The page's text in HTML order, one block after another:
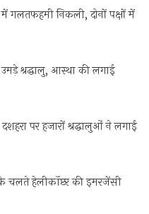
गलतफहमी निकली, दोनों पक्षों में
श्रद्धालु, आस्था की लगाई
पर हजारों श्रद्धालुओं ने लगाई
चलते हेलीकॉप्टर की इमरजेंसी